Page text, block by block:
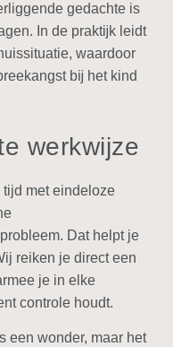
gedachte is
In de praktĳk leidt
waardoor
bĳ het kind
werkwijze
met eindeloze
Dat helpt je
reiken je direct een
je in elke
controle houdt.
een wonder, maar het